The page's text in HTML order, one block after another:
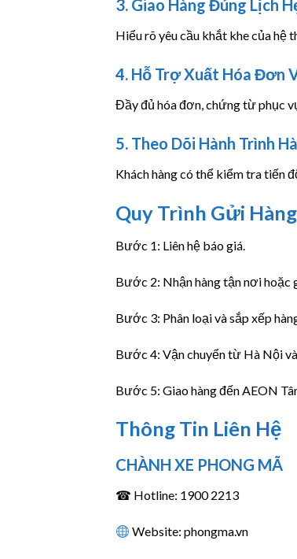
3. Giao Hàng Đúng Lịch
Hiểu rõ yêu cầu khắt khe của hệ
4. Hỗ Trợ Xuất Hóa Đơn
Đầy đủ hóa đơn, chứng từ phục
5. Theo Dõi Hành Trình
Khách hàng có thể kiểm tra tiến
Quy Trình Gửi
Bước 1: Liên hệ báo giá.
Bước 2: Nhận hàng tận nơi hoặc
Bước 3: Phân loại và sắp xếp
Bước 4: Vận chuyển từ Hà Nội
Bước 5: Giao hàng đến AEON
Thông Tin Liên Hệ
CHÀNH XE PHONG MÃ
☎ Hotline: 1900 2213
Website: phongma.vn